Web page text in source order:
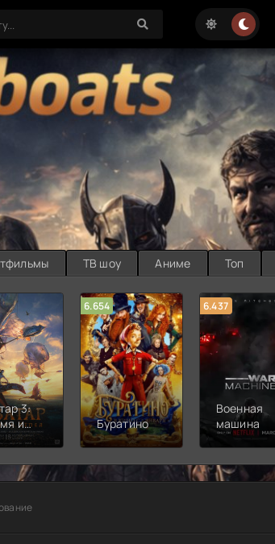
ТВ шоу Аниме Топ
3:
и
6.654
Буратино
6.437
Военная
машина